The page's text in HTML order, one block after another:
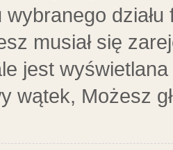
musiał się
jest
wątek, Możesz